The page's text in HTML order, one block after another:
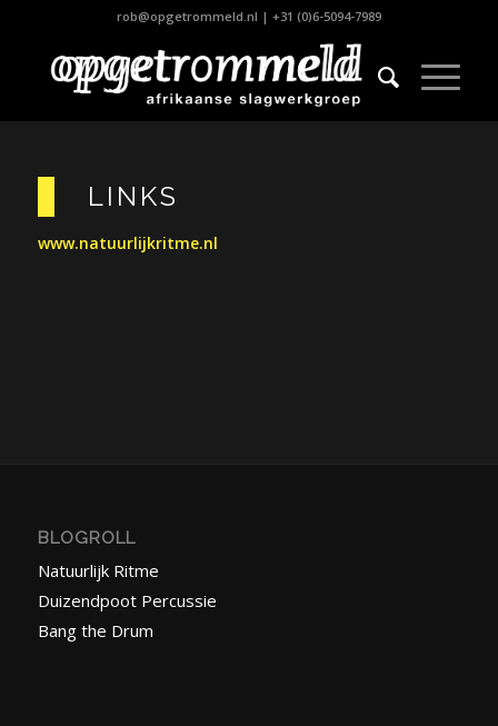
rob@opgetrommeld.nl | +31 (0)6-5094-7989
LINKS
www.natuurlijkritme.nl
BLOGROLL
Natuurlijk Ritme
Duizendpoot Percussie
Bang the Drum